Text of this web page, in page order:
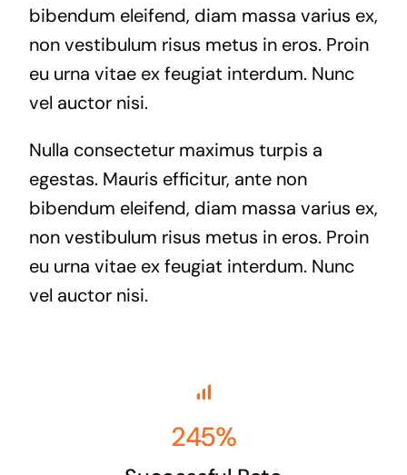
bibendum eleifend, diam massa varius ex,
non vestibulum risus metus in eros. Proin
eu urna vitae ex feugiat interdum. Nunc
vel auctor nisi.
Nulla consectetur maximus turpis a
egestas. Mauris efficitur, ante non
bibendum eleifend, diam massa varius ex,
non vestibulum risus metus in eros. Proin
eu urna vitae ex feugiat interdum. Nunc
vel auctor nisi.
245%